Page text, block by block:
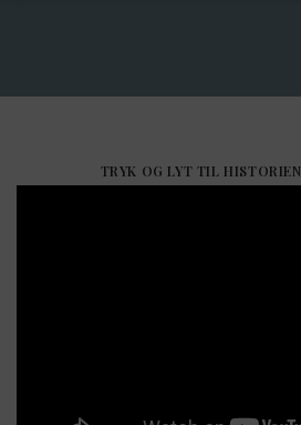
TRYK OG LYT TIL HISTORIEN